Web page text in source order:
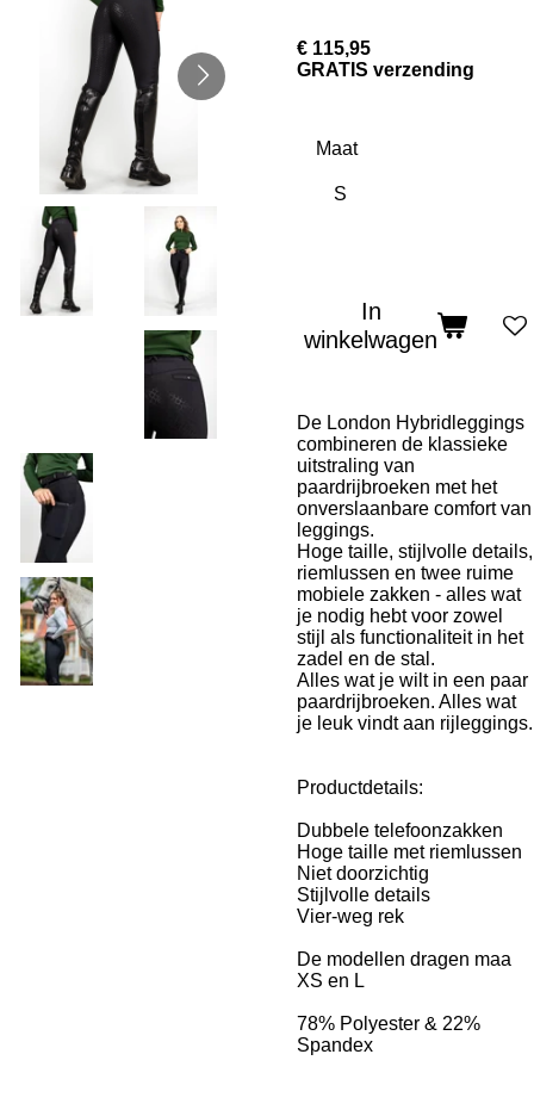
€ 115,95
GRATIS verzending
Maat
In
winkelwagen
De London Hybridleggings
combineren de klassieke
uitstraling van
paardrijbroeken met het
onverslaanbare comfort van
leggings.
Hoge taille, stijlvolle details,
riemlussen en twee ruime
mobiele zakken - alles wat
je nodig hebt voor zowel
stijl als functionaliteit in het
zadel en de stal.
Alles wat je wilt in een paar
paardrijbroeken. Alles wat
je leuk vindt aan rijleggings.
Productdetails:
Dubbele telefoonzakken
Hoge taille met riemlussen
Niet doorzichtig
Stijlvolle details
Vier-weg rek
De modellen dragen maa
XS en L
78% Polyester & 22%
Spandex